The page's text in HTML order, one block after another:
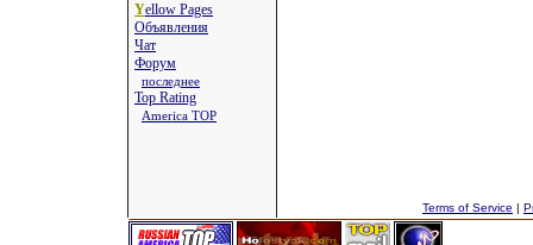
Yellow Pages
Объявления
Чат
Форум
последнее
Top Rating
America TOP
Terms of Service |